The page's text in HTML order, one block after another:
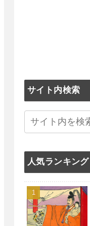
サイト内検索
人気ランキング